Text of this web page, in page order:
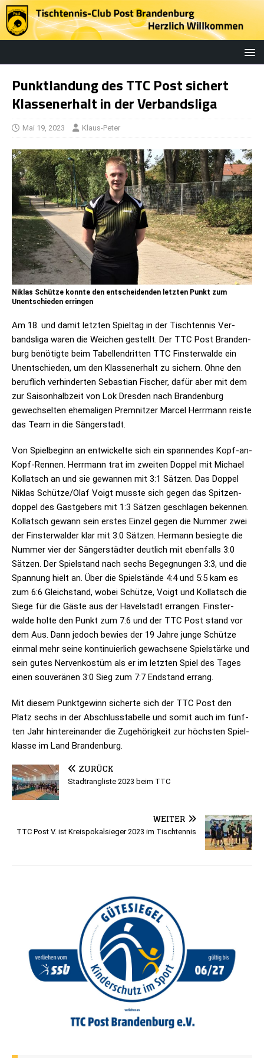
Punktlandung des TTC Post sichert
Klassenerhalt in der Verbandsliga
Mai 19, 2023 Klaus-Peter
Niklas Schütze konnte den entscheidenden letzten Punkt zum
Unentschieden erringen
Am 18. und damit letz­ten Spiel­tag in der Tisch­ten­nis Ver­
bands­liga waren die Wei­chen gestellt. Der TTC Post Bran­den­
burg benö­tigte beim Tabel­len­drit­ten TTC Fins­ter­walde ein
Unent­schie­den, um den Klas­sen­er­halt zu sichern. Ohne den
beruf­lich ver­hin­der­ten Sebas­tian Fischer, dafür aber mit dem
zur Sai­son­halb­zeit von Lok Dres­den nach Bran­den­burg
gewech­sel­ten ehe­ma­li­gen Prem­nit­zer Mar­cel Herr­mann reiste
das Team in die Sängerstadt.
Von Spiel­be­ginn an ent­wi­ckelte sich ein span­nen­des Kopf-an-
Kopf-Ren­nen. Herr­mann trat im zwei­ten Dop­pel mit Michael
Kol­latsch an und sie gewan­nen mit 3:1 Sät­zen. Das Dop­pel
Niklas Schütze/Olaf Voigt musste sich gegen das Spit­zen­
dop­pel des Gast­ge­bers mit 1:3 Sät­zen geschla­gen beken­nen.
Kol­latsch gewann sein ers­tes Ein­zel gegen die Num­mer zwei
der Fins­ter­wal­der klar mit 3:0 Sät­zen. Her­mann besiegte die
Num­mer vier der Sän­ger­städ­ter deut­lich mit eben­falls 3:0
Sät­zen. Der Spiel­stand nach sechs Begeg­nun­gen 3:3, und die
Span­nung hielt an. Über die Spiel­stände 4:4 und 5:5 kam es
zum 6:6 Gleich­stand, wobei Schütze, Voigt und Kol­latsch die
Siege für die Gäste aus der Havel­stadt erran­gen. Fins­ter­
walde holte den Punkt zum 7:6 und der TTC Post stand vor
dem Aus. Dann jedoch bewies der 19 Jahre junge Schütze
ein­mal mehr seine kon­ti­nu­ier­lich gewach­sene Spiel­stärke und
sein gutes Ner­ven­kos­tüm als er im letz­ten Spiel des Tages
einen sou­ve­rä­nen 3:0 Sieg zum 7:7 End­stand errang.
Mit die­sem Punkt­ge­winn sicherte sich der TTC Post den
Platz sechs in der Abschluss­ta­belle und somit auch im fünf­
ten Jahr hin­ter­ein­an­der die Zuge­hö­rig­keit zur höchs­ten Spiel­
klasse im Land Brandenburg.
ZURÜCK
Stadtrangliste 2023 beim TTC
WEITER
TTC Post V. ist Kreispokalsieger 2023 im Tischtennis